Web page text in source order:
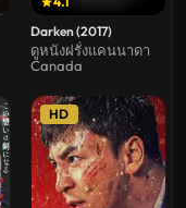
Darken (2017)
ดูหนังฝรั่งแคนนาดา
Canada
HD